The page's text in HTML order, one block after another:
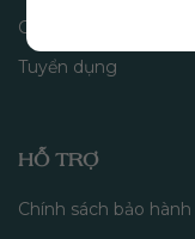
Cửa hàng
Tuyển dụng
HỖ TRỢ
Chính sách bảo hành